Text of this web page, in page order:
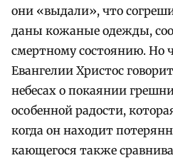
они «выдали», что
даны кожаные одежды,
смертному состоянию. Но
Евангелии Христос
небесах о покаянии
особенной радости,
когда он находит
кающегося также